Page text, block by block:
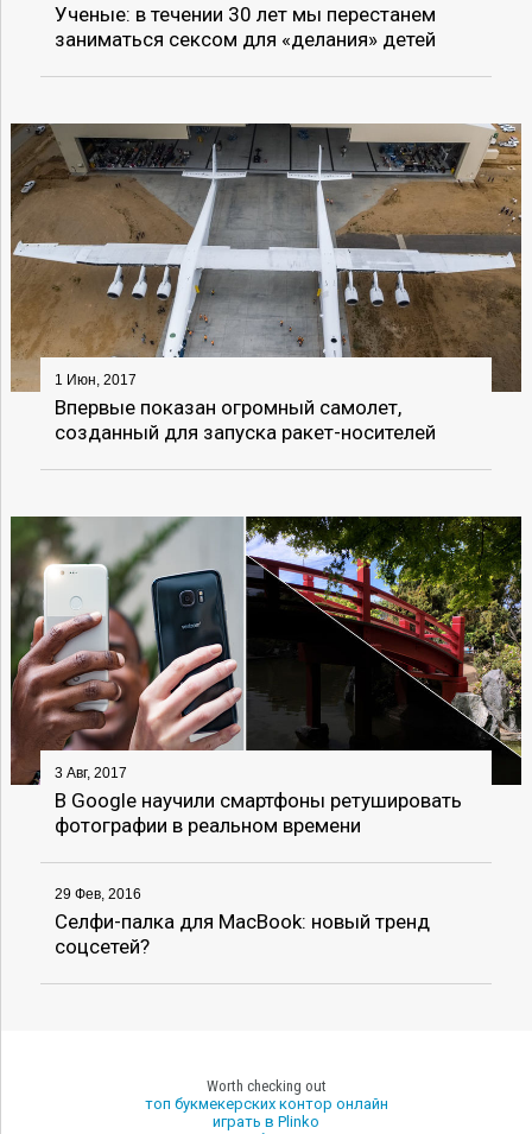
Ученые: в течении 30 лет мы перестанем
заниматься сексом для «делания» детей
1 Июн, 2017
Впервые показан огромный самолет,
созданный для запуска ракет-носителей
3 Авг, 2017
В Google научили смартфоны ретушировать
фотографии в реальном времени
29 Фев, 2016
Селфи-палка для MacBook: новый тренд
соцсетей?
Worth checking out
топ букмекерских контор онлайн
играть в Plinko